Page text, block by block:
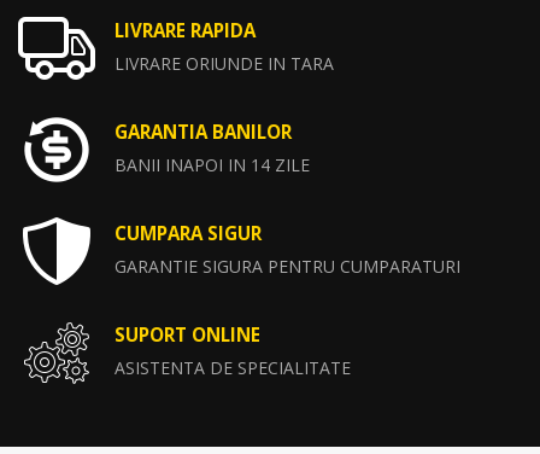
LIVRARE RAPIDA
LIVRARE ORIUNDE IN TARA
GARANTIA BANILOR
BANII INAPOI IN 14 ZILE
CUMPARA SIGUR
GARANTIE SIGURA PENTRU CUMPARATURI
SUPORT ONLINE
ASISTENTA DE SPECIALITATE